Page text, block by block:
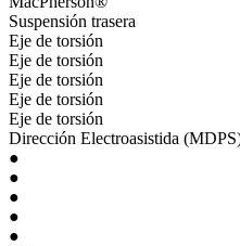
Suspensión trasera
Eje de torsión
Eje de torsión
Eje de torsión
Eje de torsión
Eje de torsión
Dirección Electroasistida
●
●
●
●
●